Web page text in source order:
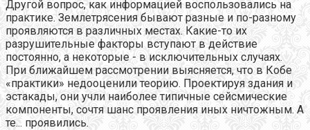
Другой вопрос, как информацией воспользовались на
практике. Землетрясения бывают разные и по-разному
проявляются в различных местах. Какие-то их
разрушительные факторы вступают в действие
постоянно, а некоторые - в исключительных случаях.
При ближайшем рассмотрении выясняется, что в Кобе
«практики» недооценили теорию. Проектируя здания и
эстакады, они учли наиболее типичные сейсмические
компоненты, сочтя шанс проявления иных ничтожным. А
те... проявились.